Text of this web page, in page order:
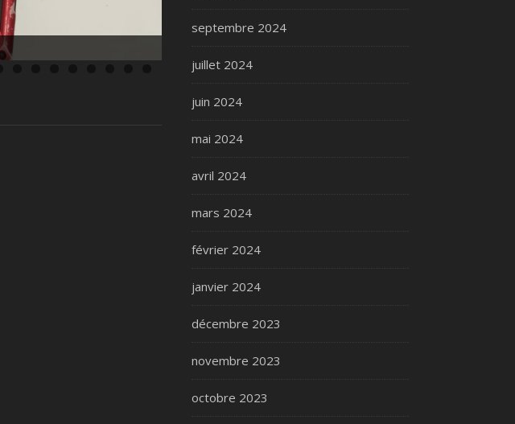
septembre 2024
juillet 2024
juin 2024
mai 2024
avril 2024
mars 2024
février 2024
janvier 2024
décembre 2023
novembre 2023
octobre 2023